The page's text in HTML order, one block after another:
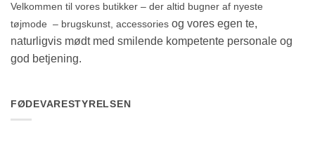
Velkommen til vores butikker – der altid bugner af nyeste
tøjmode – brugskunst, accessories og vores egen te,
naturligvis mødt med smilende kompetente personale og
god betjening.
FØDEVARESTYRELSEN